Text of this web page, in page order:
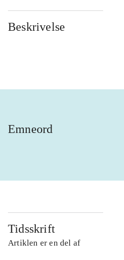
Beskrivelse
Emneord
Tidsskrift
Artiklen er en del af